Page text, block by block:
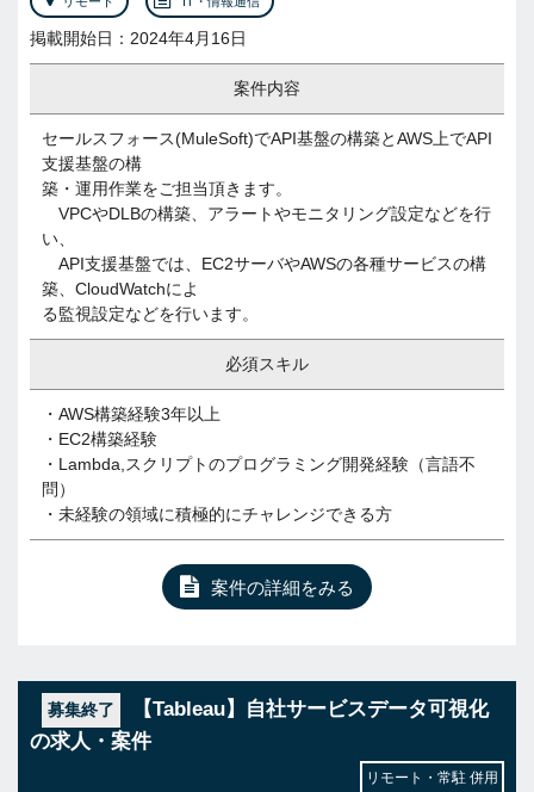
掲載開始日：2024年4月16日
案件内容
セールスフォース(MuleSoft)でAPI基盤の構築とAWS上でAPI
支援基盤の構
築・運用作業をご担当頂きます。
VPCやDLBの構築、アラートやモニタリング設定などを行
い、
API支援基盤では、EC2サーバやAWSの各種サービスの構
築、CloudWatchによ
る監視設定などを行います。
必須スキル
・AWS構築経験3年以上
・EC2構築経験
・Lambda,スクリプトのプログラミング開発経験（言語不
問）
・未経験の領域に積極的にチャレンジできる方
案件の詳細をみる
募集終了
【Tableau】自社サービスデータ可視化
の求人・案件
リモート・常駐 併用